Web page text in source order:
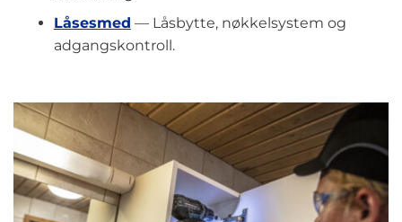
Låsesmed — Låsbytte, nøkkelsystem og
adgangskontroll.